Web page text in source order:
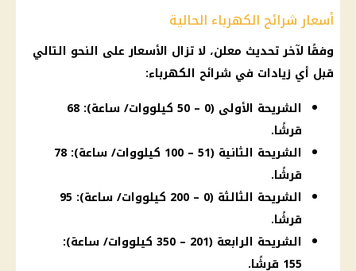
أسعار شرائح الكهرباء الحالية
وفقًا لآخر تحديث معلن، لا تزال الأسعار على النحو التالي
قبل أي زيادات في شرائح الكهرباء:
الشريحة الأولى (0 – 50 كيلووات/ ساعة): 68
قرشًا.
الشريحة الثانية (51 – 100 كيلووات/ ساعة): 78
قرشًا.
الشريحة الثالثة (0 – 200 كيلووات/ ساعة): 95
قرشًا.
الشريحة الرابعة (201 – 350 كيلووات/ ساعة):
155 قرشًا.